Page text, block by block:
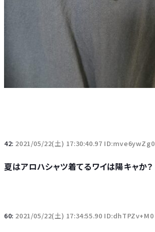
42: 2021/05/22(土) 17:30:40.97 ID:mve6ywZg0
夏はアロハシャツ着てるワイは陽キャか？
60: 2021/05/22(土) 17:34:55.90 ID:dhTPZv+M0